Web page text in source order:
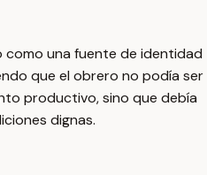
como una fuente de identidad
que el obrero no podía ser
productivo, sino que debía
dignas.